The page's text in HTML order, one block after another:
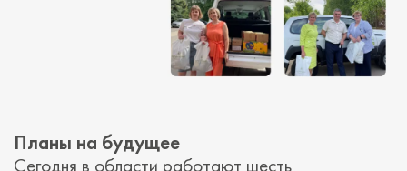
Планы на будущее
Сегодня в области работают шесть